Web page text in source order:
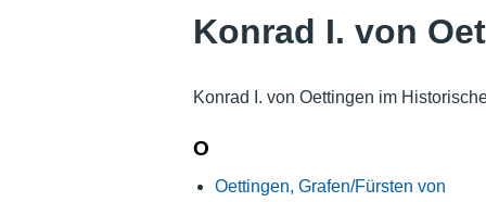
Konrad I. von
Konrad I. von Oettingen im
O
Oettingen, Grafen/Fürsten von